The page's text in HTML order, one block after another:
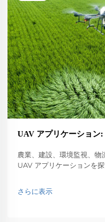
UAV アプリケーション
農業、建設、環境監視、物
UAV アプリケーションを
さらに表示